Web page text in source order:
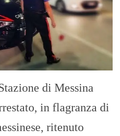
di Messina
in flagranza di
ritenuto